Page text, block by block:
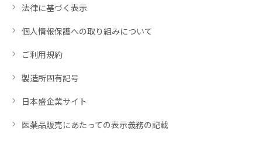
法律に基づく表示
個人情報保護への取り組みについて
ご利用規約
製造所固有記号
日本盛企業サイト
医薬品販売にあたっての表示義務の記載